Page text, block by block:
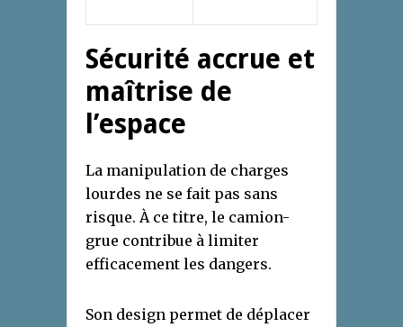
Sécurité accrue et
maîtrise de
l’espace
La manipulation de charges
lourdes ne se fait pas sans
risque. À ce titre, le camion-
grue contribue à limiter
efficacement les dangers.
Son design permet de déplacer